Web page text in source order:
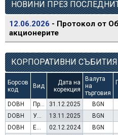
НОВИНИ ПРЕЗ
12.06.2026 - Протокол от
акционерите
КОРПОРАТИВНИ СЪБИТИЯ
Борсов
код
Вид
Дата на
корекция
Валута
на
търговия
DOBH Преминаване към търговия в Евро 31.12.2025 BGN
DOBH
Увеличение на капитал (упражняване на варанти) 13.11.2025 BGN
DOBH
Емисия варанти 02.12.2024 BGN